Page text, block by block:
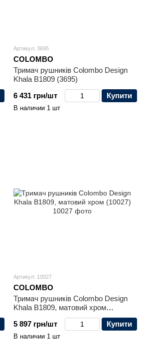
Артикул: 3695
COLOMBO
Тримач рушників Colombo Design
Khala B1809 (3695)
6 431 грн/шт
Купити
В наличии 1 шт
Артикул: 10027
COLOMBO
Тримач рушників Colombo Design
Khala B1809, матовий хром
5 897 грн/шт
Купити
В наличии 1 шт